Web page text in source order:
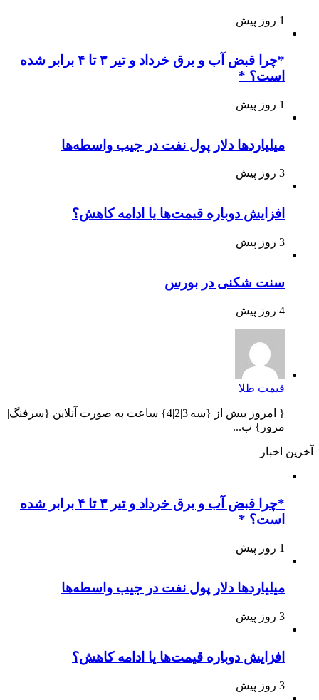
1 روز پیش
*چرا قبض آب و برق خرداد و تیر ۳ تا ۴ برابر شده
است؟ *
1 روز پیش
میلیاردها دلار پول نفت در جیب واسطه‌ها
3 روز پیش
افزایش دوباره قیمت‌ها یا ادامه کاهش؟
3 روز پیش
سنت شکنی در بورس
4 روز پیش
قیمت طلا
{ امروز بیش از {سه|3|2|4} ساعت به صورت آنلاین {سرفنگ|
مرور} ب...
آخرین اخبار
*چرا قبض آب و برق خرداد و تیر ۳ تا ۴ برابر شده
است؟ *
1 روز پیش
میلیاردها دلار پول نفت در جیب واسطه‌ها
3 روز پیش
افزایش دوباره قیمت‌ها یا ادامه کاهش؟
3 روز پیش